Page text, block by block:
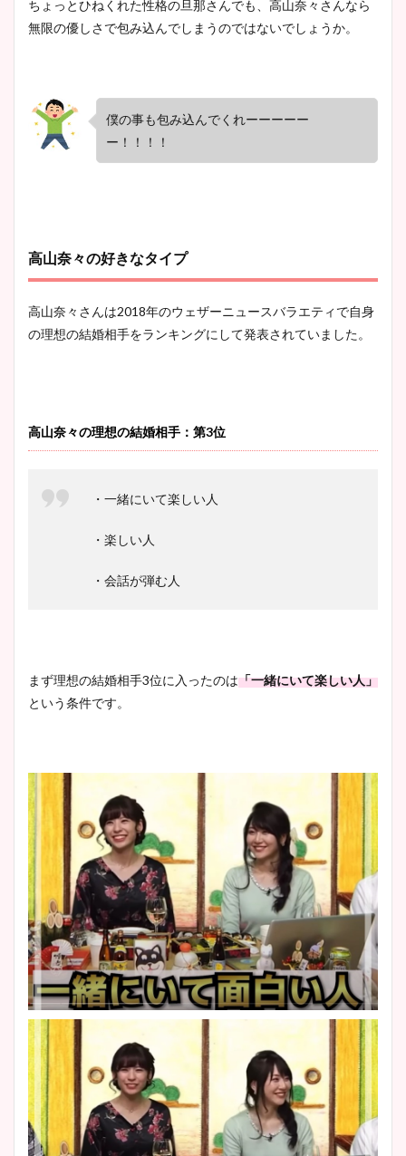
ちょっとひねくれた性格の旦那さんでも、高山奈々さんなら
無限の優しさで包み込んでしまうのではないでしょうか。
僕の事も包み込んでくれーーーーー
ー！！！！
高山奈々の好きなタイプ
高山奈々さんは2018年のウェザーニュースバラエティで自身
の理想の結婚相手をランキングにして発表されていました。
高山奈々の理想の結婚相手：第3位
・一緒にいて楽しい人
・楽しい人
・会話が弾む人
まず理想の結婚相手3位に入ったのは「一緒にいて楽しい人」
という条件です。